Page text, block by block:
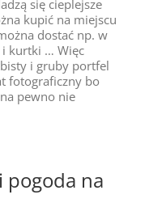
się cieplejsze
kupić na miejscu
dostać np. w
i kurtki … Więc
i gruby portfel
fotograficzny bo
pewno nie
pogoda na